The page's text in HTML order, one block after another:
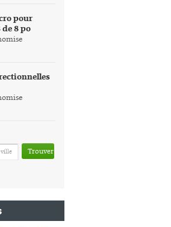
pour
8 po
Trouver